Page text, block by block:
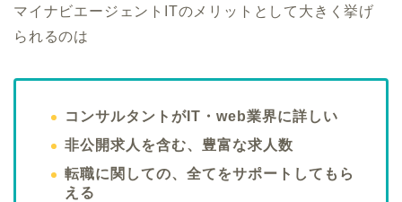
マイナビエージェントITのメリットとして大きく挙げ
られるのは
コンサルタントがIT・web業界に詳しい
非公開求人を含む、豊富な求人数
転職に関しての、全てをサポートしてもら
える